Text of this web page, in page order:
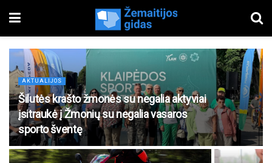
AKTUALIJOS
Šilutės krašto žmonės su negalia aktyviai
įsitraukė į Žmonių su negalia vasaros
sporto šventę